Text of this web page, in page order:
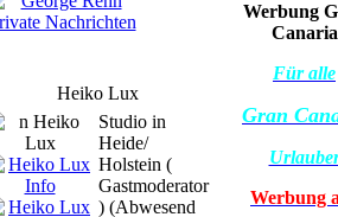
Heiko Lux
Studio in
Heide/
Holstein (
Gastmoderator
) (Abwesend
Werbung
Canaria
Für alle
Gran
Werbung